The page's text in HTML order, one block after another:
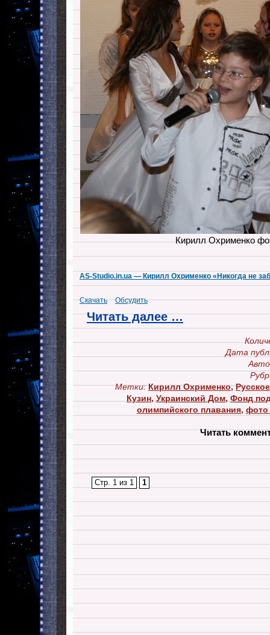
Кирилл Охрименко
AS-Studio.in.ua — Кирилл Охрименко «Никогда не
Скачать Обсудить
Читать далее …
Дата
Метки: Кирилл Охрименко,
Кузин, Украинский Дом, Фонд
олимпийского плавания, фото
Читать
Стр. 1 из 1 1